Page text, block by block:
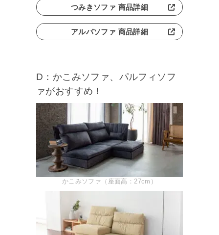
つみきソファ 商品詳細
アルバソファ 商品詳細
D：かこみソファ、パルフィソフ
ァがおすすめ！
かこみソファ（座面高：27cm）